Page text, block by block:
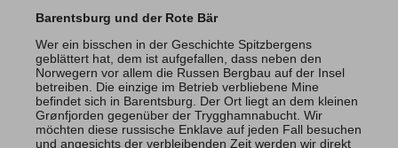
Barentsburg und der Rote Bär
Wer ein bisschen in der Geschichte Spitzbergens
geblättert hat, dem ist aufgefallen, dass neben den
Norwegern vor allem die Russen Bergbau auf der Insel
betreiben. Die einzige im Betrieb verbliebene Mine
befindet sich in Barentsburg. Der Ort liegt an dem kleinen
Grønfjorden gegenüber der Trygghamnabucht. Wir
möchten diese russische Enklave auf jeden Fall besuchen
und angesichts der verbleibenden Zeit werden wir direkt